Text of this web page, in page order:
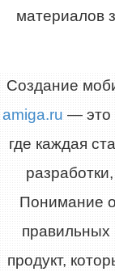
материалов
Создание
amiga.ru — это
где каждая
Понимание
правильных
продукт,